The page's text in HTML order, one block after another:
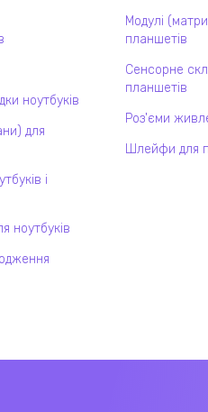
ноутбуків
для
і
ноутбуків
Модулі
планшетів
Сенсорне
планшетів
Роз'єми
Шлейфи для